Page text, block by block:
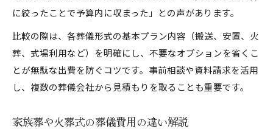
に絞ったことで予算内に収まった」との声があります。
比較の際は、各葬儀形式の基本プラン内容（搬送、安置、火
葬、式場利用など）を明確にし、不要なオプションを省くこ
とが無駄な出費を防ぐコツです。事前相談や資料請求を活用
し、複数の葬儀会社から見積もりを取ることも重要です。
家族葬や火葬式の葬儀費用の違い解説